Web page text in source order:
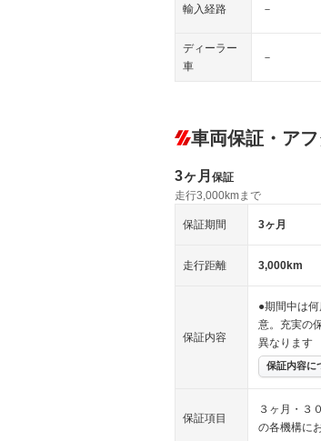
輸入経路 －
ディーラー
車
－
車両保証・ア
3ヶ月 保証
走行3,000kmまで
保証期間 3ヶ月
走行距離 3,000km
保証内容
●期間中は
意。充実の
異なります
保証内容に
保証項目
３ヶ月・３
の各機構に